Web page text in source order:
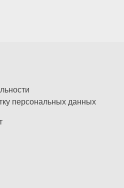
персональных данных